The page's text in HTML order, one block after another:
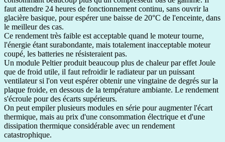
faut attendre 24 heures de fonctionnement continu, sans ouvrir la
glacière basique, pour espérer une baisse de 20°C de l'enceinte, dans
le meilleur des cas.
Ce rendement très faible est acceptable quand le moteur tourne,
l'énergie étant surabondante, mais totalement inacceptable moteur
coupé, les batteries ne résisteraient pas.
Un module Peltier produit beaucoup plus de chaleur par effet Joule
que de froid utile, il faut refroidir le radiateur par un puissant
ventilateur si l'on veut espérer obtenir une vingtaine de degrés sur la
plaque froide, en dessous de la température ambiante. Le rendement
s'écroule pour des écarts supérieurs.
On peut empiler plusieurs modules en série pour augmenter l'écart
thermique, mais au prix d'une consommation électrique et d'une
dissipation thermique considérable avec un rendement
catastrophique.